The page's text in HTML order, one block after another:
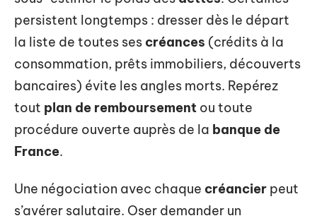
persistent longtemps : dresser dès le départ
la liste de toutes ses créances (crédits à la
consommation, prêts immobiliers, découverts
bancaires) évite les angles morts. Repérez
tout plan de remboursement ou toute
procédure ouverte auprès de la banque de
France.
Une négociation avec chaque créancier peut
s’avérer salutaire. Oser demander un